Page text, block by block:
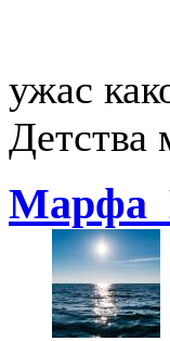
ужас
Детства